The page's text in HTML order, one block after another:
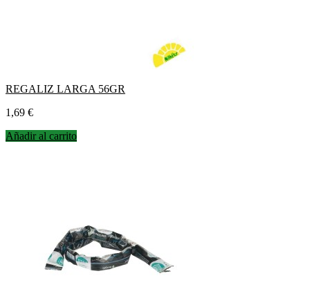
REGALIZ LARGA 56GR
Precio
1,69 €
Añadir al carrito